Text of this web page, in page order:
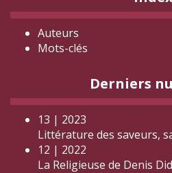
Auteurs
Mots-clés
Derniers
13 | 2023
Littérature des saveurs,
12 | 2022
La Religieuse de Denis